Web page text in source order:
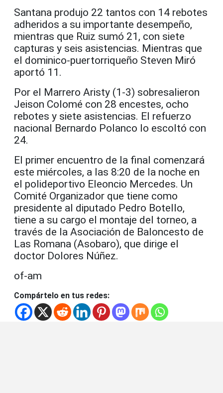
Santana produjo 22 tantos con 14 rebotes
adheridos a su importante desempeño,
mientras que Ruiz sumó 21, con siete
capturas y seis asistencias. Mientras que
el dominico-puertorriqueño Steven Miró
aportó 11.
Por el Marrero Aristy (1-3) sobresalieron
Jeison Colomé con 28 encestes, ocho
rebotes y siete asistencias. El refuerzo
nacional Bernardo Polanco lo escoltó con
24.
El primer encuentro de la final comenzará
este miércoles, a las 8:20 de la noche en
el polideportivo Eleoncio Mercedes. Un
Comité Organizador que tiene como
presidente al diputado Pedro Botello,
tiene a su cargo el montaje del torneo, a
través de la Asociación de Baloncesto de
Las Romana (Asobaro), que dirige el
doctor Dolores Núñez.
of-am
Compártelo en tus redes: